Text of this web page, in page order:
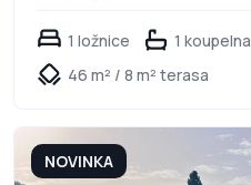
1 ložnice
1 koupelna
46 m² / 8 m² terasa
NOVINKA